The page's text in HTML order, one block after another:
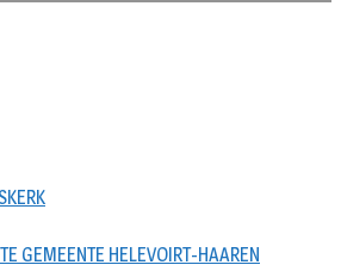
GEMEENTE HELEVOIRT-HAAREN